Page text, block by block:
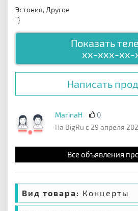
Эстония, Другое
"}
Показать
xx-xxx-xx-
Написать
MarinaH
0
На BigRu с 29 апреля
Все объявления
Вид товара: Концерты